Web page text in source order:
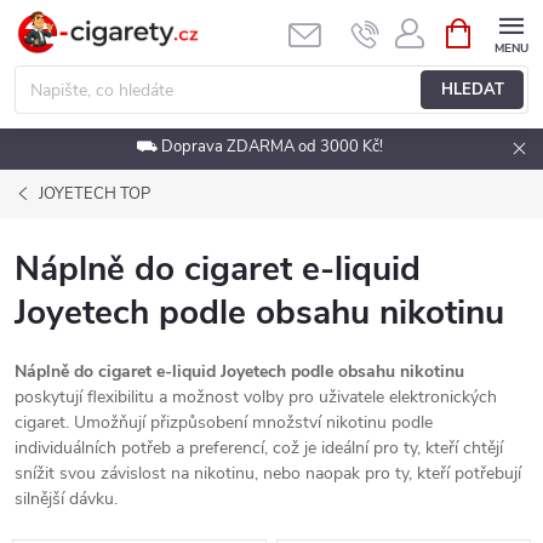
Přejít
obsah
HLEDAT
NÁKUPNÍ
KOŠÍK
⛟ Doprava ZDARMA od 3000 Kč!
JOYETECH TOP
Náplně do cigaret e-liquid
Joyetech podle obsahu nikotinu
Náplně do cigaret e-liquid Joyetech podle obsahu nikotinu
poskytují flexibilitu a možnost volby pro uživatele elektronických
cigaret. Umožňují přizpůsobení množství nikotinu podle
individuálních potřeb a preferencí, což je ideální pro ty, kteří chtějí
snížit svou závislost na nikotinu, nebo naopak pro ty, kteří potřebují
silnější dávku.